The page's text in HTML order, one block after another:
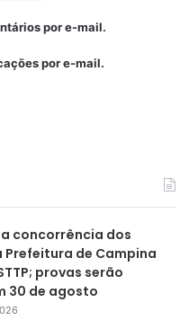
por e-mail.
por e-mail.
concorrência dos
Prefeitura de Campina
provas serão
30 de agosto